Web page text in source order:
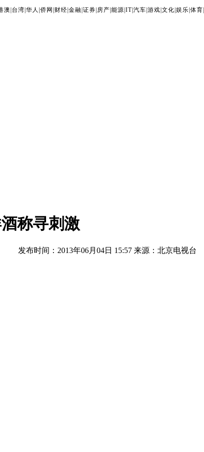
澳 台湾 华人 侨网 财经 金融 证券 房产 能源 IT| 汽车 游戏 文化 娱乐 体育
称寻刺激
发布时间：2013年06月04日 15:57 来源：北京电视台